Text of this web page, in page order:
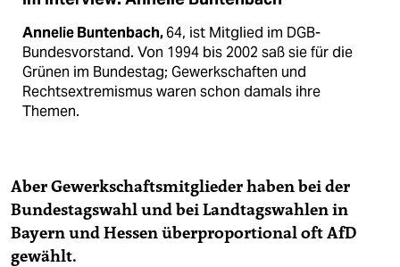
Annelie Buntenbach,64, ist Mitglied im DGB-
Bundesvorstand. Von 1994 bis 2002 saß sie für die
Grünen im Bundestag; Gewerkschaften und
Rechtsextremismus waren schon damals ihre
Themen.
Aber Gewerkschaftsmitglieder haben bei der
Bundestagswahl und bei Landtagswahlen in
Bayern und Hessen überproportional oft AfD
gewählt.